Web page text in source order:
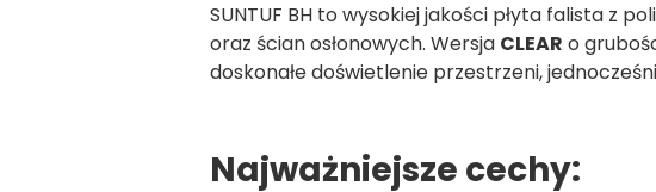
SUNTUF BH to wysokiej jakości płyta falista z
oraz ścian osłonowych. Wersja CLEAR o
doskonałe doświetlenie przestrzeni,
Najważniejsze cechy: